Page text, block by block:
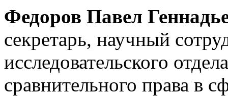
Федоров Павел
секретарь, научный
исследовательского
сравнительного права в